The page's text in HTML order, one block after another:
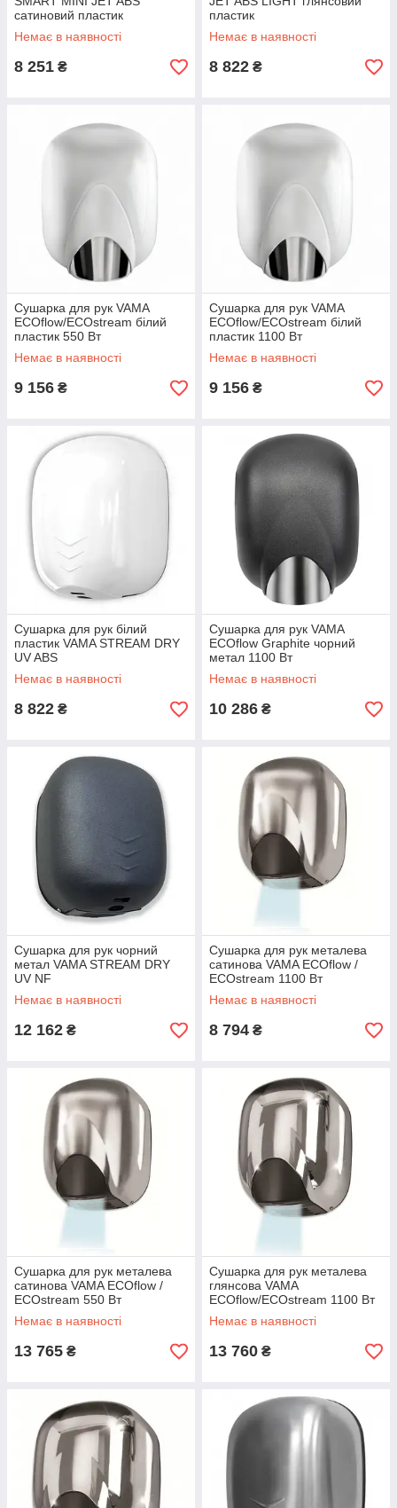
сатиновий пластик
Немає в наявності
8 251 ₴
пластик
Немає в наявності
8 822 ₴
Сушарка для рук VAMA
ECOflow/ECOstream білий
пластик 550 Вт
Немає в наявності
9 156 ₴
Сушарка для рук VAMA
ECOflow/ECOstream білий
пластик 1100 Вт
Немає в наявності
9 156 ₴
Сушарка для рук білий
пластик VAMA STREAM DRY
UV ABS
Немає в наявності
8 822 ₴
Сушарка для рук VAMA
ECOflow Graphite чорний
метал 1100 Вт
Немає в наявності
10 286 ₴
Сушарка для рук чорний
метал VAMA STREAM DRY
UV NF
Немає в наявності
12 162 ₴
Сушарка для рук металева
сатинова VAMA ECOflow /
ECOstream 1100 Вт
Немає в наявності
8 794 ₴
Сушарка для рук металева
сатинова VAMA ECOflow /
ECOstream 550 Вт
Немає в наявності
13 765 ₴
Сушарка для рук металева
глянсова VAMA
ECOflow/ECOstream 1100 Вт
Немає в наявності
13 760 ₴